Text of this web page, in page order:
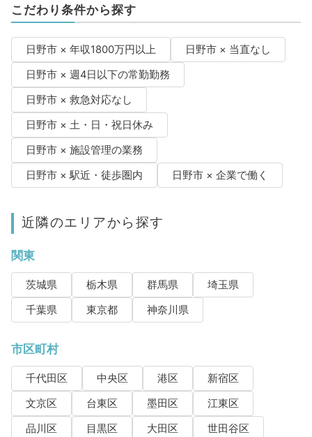
こだわり条件から探す
日野市 × 年収1800万円以上
日野市 × 当直なし
日野市 × 週4日以下の常勤勤務
日野市 × 救急対応なし
日野市 × 土・日・祝日休み
日野市 × 施設管理の業務
日野市 × 駅近・徒歩圏内
日野市 × 企業で働く
近隣のエリアから探す
関東
茨城県 栃木県 群馬県
埼玉県
千葉県
東京都 神奈川県
市区町村
千代田区 中央区 港区
新宿区
文京区
台東区 墨田区
江東区
品川区
目黒区 大田区
世田谷区